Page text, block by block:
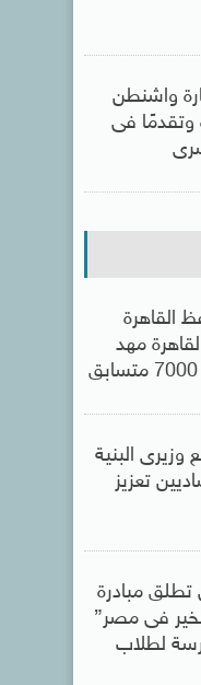
واشنطن
وتقدمًا فى
القاهرة
مهد
وزيرى البنية
تعزيز
تطلق مبادرة
فى مصر”
لطلاب